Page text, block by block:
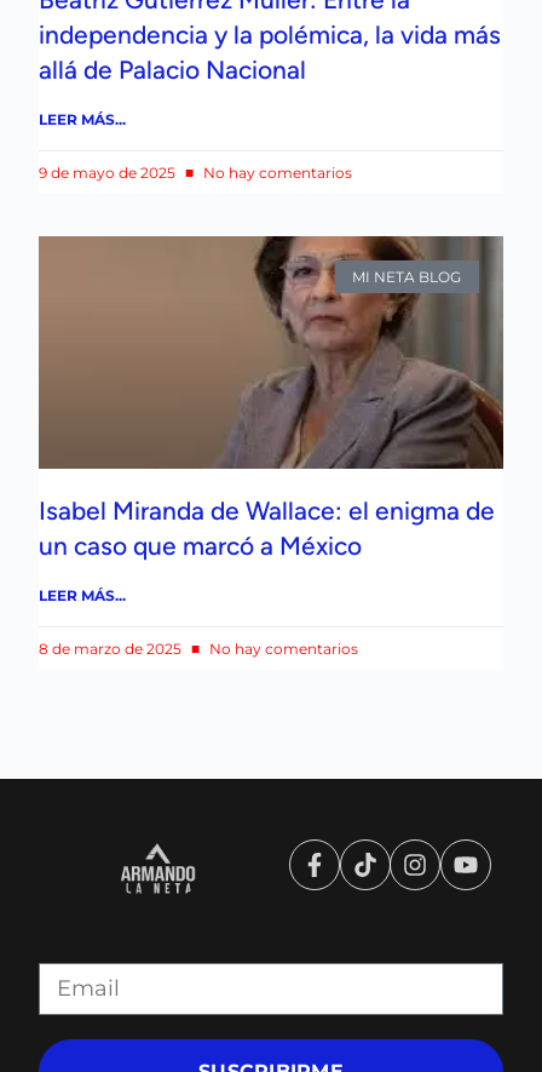
independencia y la polémica, la vida más
allá de Palacio Nacional
LEER MÁS...
9 de mayo de 2025 No hay comentarios
MI NETA BLOG
Isabel Miranda de Wallace: el enigma de
un caso que marcó a México
LEER MÁS...
8 de marzo de 2025 No hay comentarios